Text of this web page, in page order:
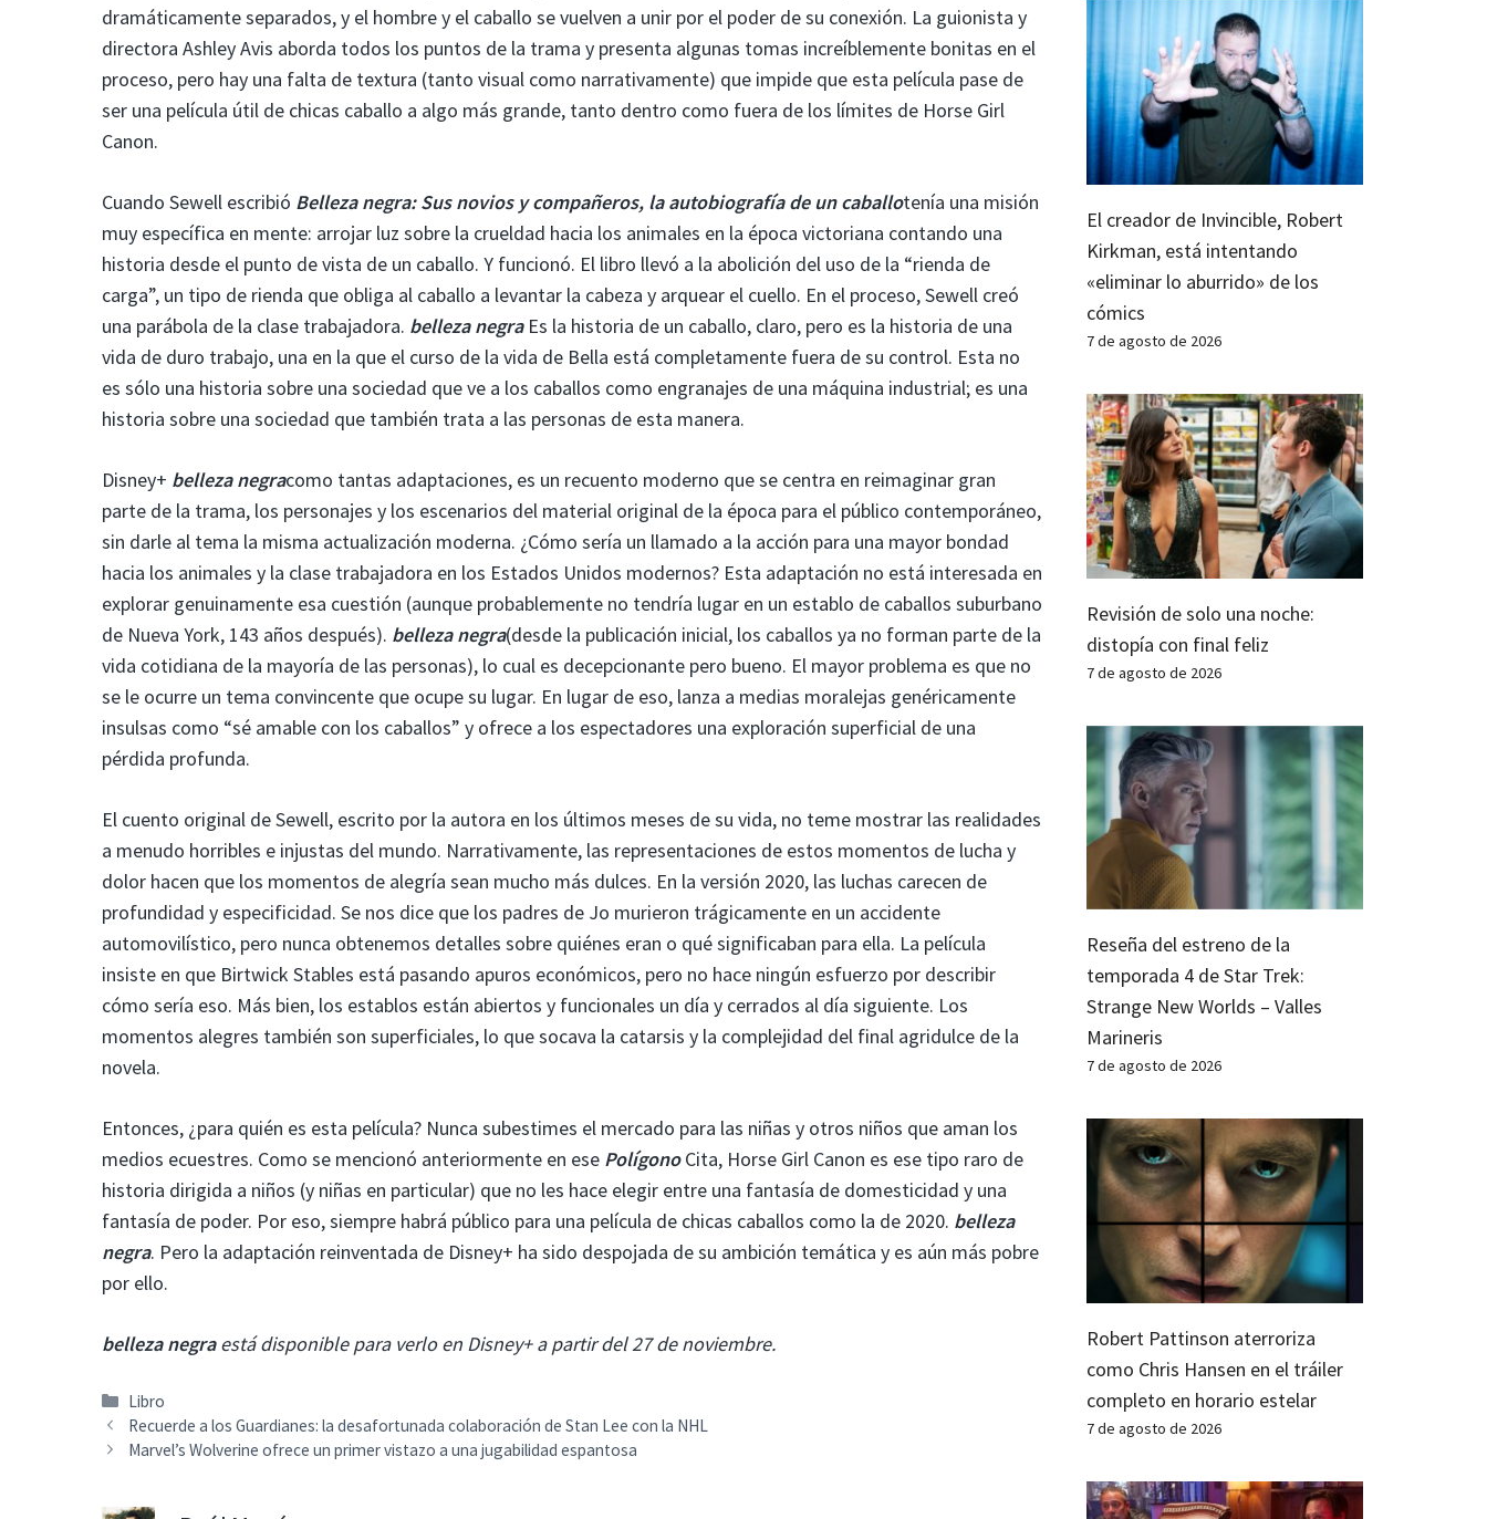
dramáticamente separados, y el hombre y el caballo se vuelven a unir por el poder de su conexión. La guionista y
directora Ashley Avis aborda todos los puntos de la trama y presenta algunas tomas increíblemente bonitas en el
proceso, pero hay una falta de textura (tanto visual como narrativamente) que impide que esta película pase de
ser una película útil de chicas caballo a algo más grande, tanto dentro como fuera de los límites de Horse Girl
Canon.
Cuando Sewell escribió Belleza negra:Sus novios y compañeros, la autobiografía de un caballotenía una misión
muy específica en mente: arrojar luz sobre la crueldad hacia los animales en la época victoriana contando una
historia desde el punto de vista de un caballo. Y funcionó. El libro llevó a la abolición del uso de la “rienda de
carga”, un tipo de rienda que obliga al caballo a levantar la cabeza y arquear el cuello. En el proceso, Sewell creó
una parábola de la clase trabajadora. belleza negraEs la historia de un caballo, claro, pero es la historia de una
vida de duro trabajo, una en la que el curso de la vida de Bella está completamente fuera de su control. Esta no
es sólo una historia sobre una sociedad que ve a los caballos como engranajes de una máquina industrial; es una
historia sobre una sociedad que también trata a las personas de esta manera.
Disney+ belleza negracomo tantas adaptaciones, es un recuento moderno que se centra en reimaginar gran
parte de la trama, los personajes y los escenarios del material original de la época para el público contemporáneo,
sin darle al tema la misma actualización moderna. ¿Cómo sería un llamado a la acción para una mayor bondad
hacia los animales y la clase trabajadora en los Estados Unidos modernos? Esta adaptación no está interesada en
explorar genuinamente esa cuestión (aunque probablemente no tendría lugar en un establo de caballos suburbano
de Nueva York, 143 años después). belleza negra(desde la publicación inicial, los caballos ya no forman parte de la
vida cotidiana de la mayoría de las personas), lo cual es decepcionante pero bueno. El mayor problema es que no
se le ocurre un tema convincente que ocupe su lugar. En lugar de eso, lanza a medias moralejas genéricamente
insulsas como “sé amable con los caballos” y ofrece a los espectadores una exploración superficial de una
pérdida profunda.
El cuento original de Sewell, escrito por la autora en los últimos meses de su vida, no teme mostrar las realidades
a menudo horribles e injustas del mundo. Narrativamente, las representaciones de estos momentos de lucha y
dolor hacen que los momentos de alegría sean mucho más dulces. En la versión 2020, las luchas carecen de
profundidad y especificidad. Se nos dice que los padres de Jo murieron trágicamente en un accidente
automovilístico, pero nunca obtenemos detalles sobre quiénes eran o qué significaban para ella. La película
insiste en que Birtwick Stables está pasando apuros económicos, pero no hace ningún esfuerzo por describir
cómo sería eso. Más bien, los establos están abiertos y funcionales un día y cerrados al día siguiente. Los
momentos alegres también son superficiales, lo que socava la catarsis y la complejidad del final agridulce de la
novela.
Entonces, ¿para quién es esta película? Nunca subestimes el mercado para las niñas y otros niños que aman los
medios ecuestres. Como se mencionó anteriormente en ese PolígonoCita, Horse Girl Canon es ese tipo raro de
historia dirigida a niños (y niñas en particular) que no les hace elegir entre una fantasía de domesticidad y una
fantasía de poder. Por eso, siempre habrá público para una película de chicas caballos como la de 2020. belleza
negra. Pero la adaptación reinventada de Disney+ ha sido despojada de su ambición temática y es aún más pobre
por ello.
belleza negraestá disponible para verlo en Disney+ a partir del 27 de noviembre.
Categorías
Libro
Recuerde a los Guardianes: la desafortunada colaboración de Stan Lee con la NHL
Marvel’s Wolverine ofrece un primer vistazo a una jugabilidad espantosa
El creador de Invincible, Robert
Kirkman, está intentando
«eliminar lo aburrido» de los
cómics
7 de agosto de 2026
Revisión de solo una noche:
distopía con final feliz
7 de agosto de 2026
Reseña del estreno de la
temporada 4 de Star Trek:
Strange New Worlds – Valles
Marineris
7 de agosto de 2026
Robert Pattinson aterroriza
como Chris Hansen en el tráiler
completo en horario estelar
7 de agosto de 2026